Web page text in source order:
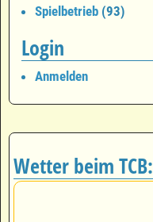
Spielbetrieb (93)
Login
Anmelden
Wetter beim TCB: